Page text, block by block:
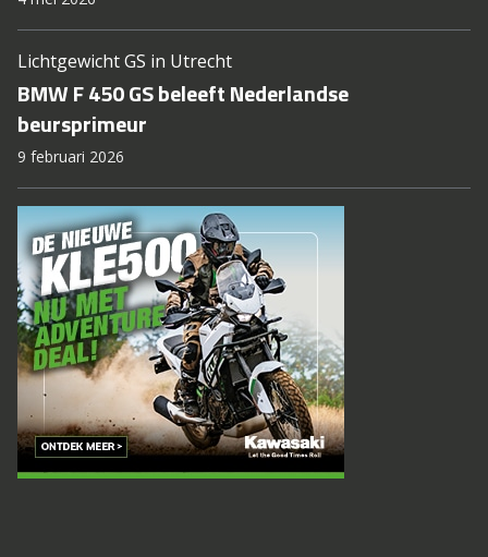
Lichtgewicht GS in Utrecht
BMW F 450 GS beleeft Nederlandse
beursprimeur
9 februari 2026